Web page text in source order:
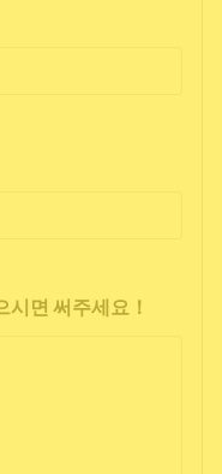
시면 써주세요！